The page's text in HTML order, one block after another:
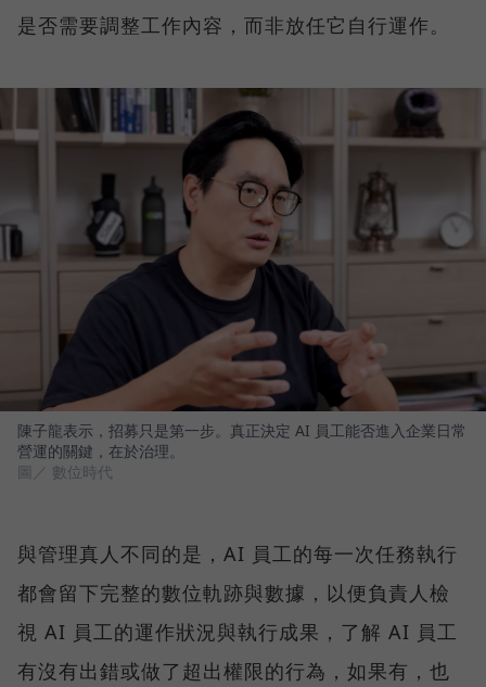
是否需要調整工作內容，而非放任它自行運作。
陳子龍表示，招募只是第一步。真正決定 AI 員工能否進入企業日常
營運的關鍵，在於治理。
圖／ 數位時代
與管理真人不同的是，AI 員工的每一次任務執行
都會留下完整的數位軌跡與數據，以便負責人檢
視 AI 員工的運作狀況與執行成果，了解 AI 員工
有沒有出錯或做了超出權限的行為，如果有，也